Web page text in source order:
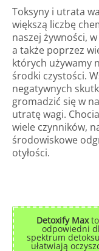
Toksyny i utrata
większą liczbę
naszej żywności,
a także poprzez
których używamy
środki czystości.
negatywnych
gromadzić się w
utratę wagi.
wiele czynników,
środowiskowe
otyłości.
Detoxify Maxto
odpowiedni
spektrum
ułatwiają